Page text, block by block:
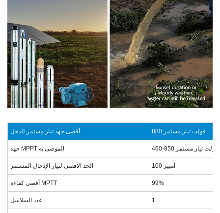
أقصى جهد تيار مستمر للدخل 880 فولت تيار مستمر
جهد MPPT الموصى به 460-850 فولت تيار مستمر
الحد الأقصى لتيار الإدخال المستمر 100 أمبير
أقصى كفاءة MPTT 99%
عدد السلاسل 1